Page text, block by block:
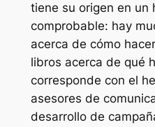
tiene su origen en un
comprobable: hay
acerca de cómo
libros acerca de qué
corresponde con el
asesores de
desarrollo de